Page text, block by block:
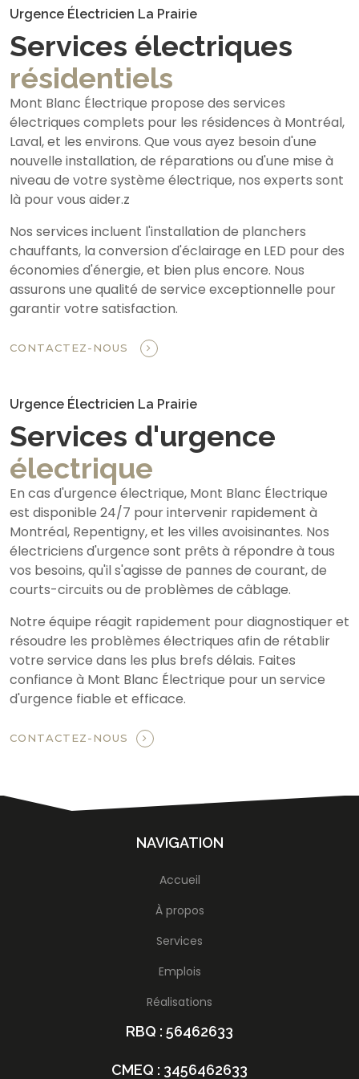
Urgence Électricien La Prairie
Services électriques
résidentiels
Mont Blanc Électrique propose des services
électriques complets pour les résidences à Montréal,
Laval, et les environs. Que vous ayez besoin d'une
nouvelle installation, de réparations ou d'une mise à
niveau de votre système électrique, nos experts sont
là pour vous aider.z
Nos services incluent l'installation de planchers
chauffants, la conversion d'éclairage en LED pour des
économies d'énergie, et bien plus encore. Nous
assurons une qualité de service exceptionnelle pour
garantir votre satisfaction.
CONTACTEZ-NOUS
Urgence Électricien La Prairie
Services d'urgence
électrique
En cas d'urgence électrique, Mont Blanc Électrique
est disponible 24/7 pour intervenir rapidement à
Montréal, Repentigny, et les villes avoisinantes. Nos
électriciens d'urgence sont prêts à répondre à tous
vos besoins, qu'il s'agisse de pannes de courant, de
courts-circuits ou de problèmes de câblage.
Notre équipe réagit rapidement pour diagnostiquer et
résoudre les problèmes électriques afin de rétablir
votre service dans les plus brefs délais. Faites
confiance à Mont Blanc Électrique pour un service
d'urgence fiable et efficace.
CONTACTEZ-NOUS
NAVIGATION
Accueil
À propos
Services
Emplois
Réalisations
RBQ : 56462633
CMEQ : 3456462633